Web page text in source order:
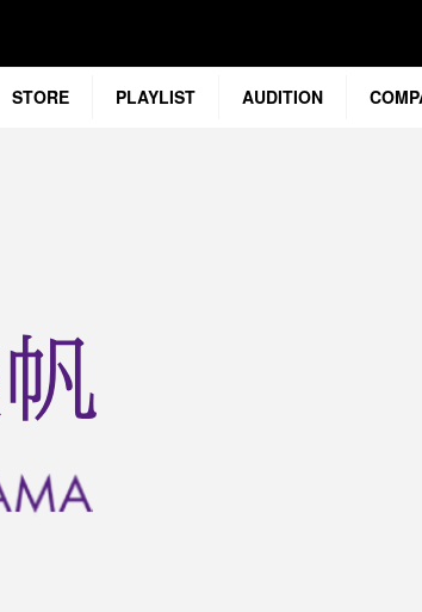
STORE PLAYLIST AUDITION